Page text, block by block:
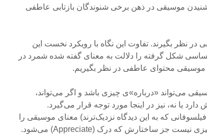
موسیقی در ذهن برخی شنوندگان بازتابی عاطفی
نظر بگیرند. تفاوت این نگاه با رویکرد نخست این
شکل گرفته را دلالت به معنای گفته شده شمرد در
محتوای عاطفی در نظر بگیریم.
می‌تواند «درباره»‌ی چیزی باشد و اگر می‌تواند،
یا نه، نیز در اینجا مورد توجه قرار می‌گیرد.
که به این دیدگاه نزدیک‌ترند) معنای موسیقی را
ساختارش می‌دانند. معنای موسیقی چیزی نیست جز ساختارش که درک (Appreciate) می‌شود.